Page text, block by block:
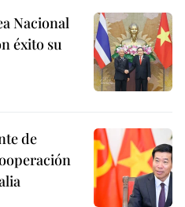
Nacional
éxito su
de